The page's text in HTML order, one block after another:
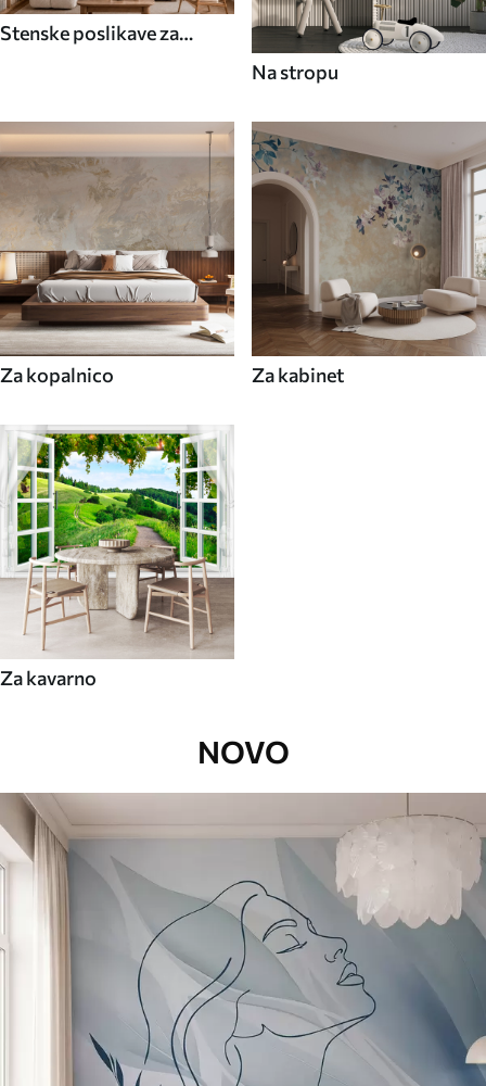
Stenske poslikave za
Na stropu
Za kopalnico Za kabinet
Za kavarno
NOVO